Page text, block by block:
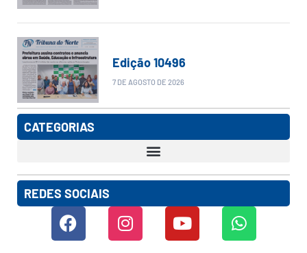
Edição 10496
7 DE AGOSTO DE 2026
CATEGORIAS
REDES SOCIAIS